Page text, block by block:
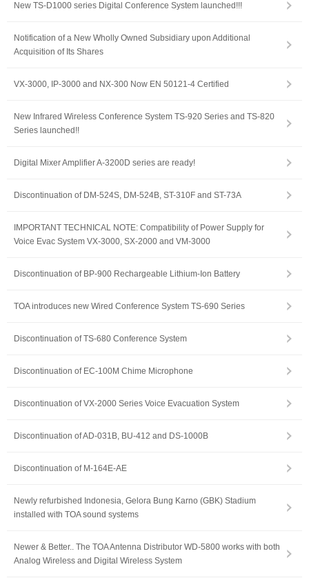
New TS-D1000 series Digital Conference System launched!!!
Notification of a New Wholly Owned Subsidiary upon Additional
Acquisition of Its Shares
VX-3000, IP-3000 and NX-300 Now EN 50121-4 Certified
New Infrared Wireless Conference System TS-920 Series and TS-820
Series launched!!
Digital Mixer Amplifier A-3200D series are ready!
Discontinuation of DM-524S, DM-524B, ST-310F and ST-73A
IMPORTANT TECHNICAL NOTE: Compatibility of Power Supply for
Voice Evac System VX-3000, SX-2000 and VM-3000
Discontinuation of BP-900 Rechargeable Lithium-Ion Battery
TOA introduces new Wired Conference System TS-690 Series
Discontinuation of TS-680 Conference System
Discontinuation of EC-100M Chime Microphone
Discontinuation of VX-2000 Series Voice Evacuation System
Discontinuation of AD-031B, BU-412 and DS-1000B
Discontinuation of M-164E-AE
Newly refurbished Indonesia, Gelora Bung Karno (GBK) Stadium
installed with TOA sound systems
Newer & Better.. The TOA Antenna Distributor WD-5800 works with both
Analog Wireless and Digital Wireless System